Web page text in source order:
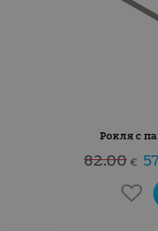
Рокля с
82.00 €